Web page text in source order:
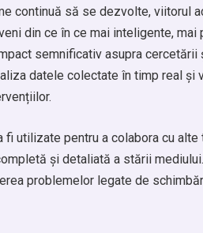
continuă să se dezvolte, viitorul
din ce în ce mai inteligente,
semnificativ asupra
datele colectate în timp real și
fi utilizate pentru a colabora cu
și detaliată a stării
problemelor legate de